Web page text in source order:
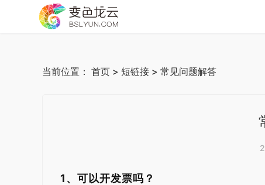
当前位置： 首页 > 短链接 > 常见问题解答
1、可以开发票吗？